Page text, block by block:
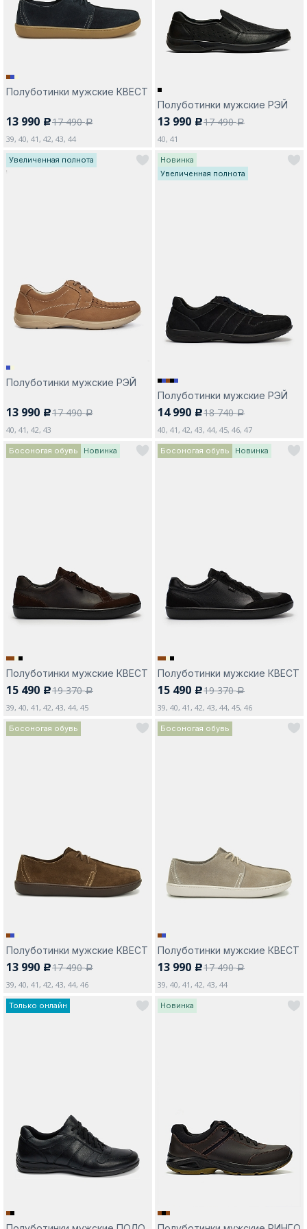
Полуботинки мужские КВЕСТ
13 990 c17 490a
39, 40, 41, 42, 43, 44
Полуботинки мужские РЭЙ
13 990 c17 490a
40, 41
Увеличенная полнота
Полуботинки мужские РЭЙ
13 990 c17 490a
40, 41, 42, 43
Новинка
Увеличенная полнота
Полуботинки мужские РЭЙ
14 990 c18 740a
40, 41, 42, 43, 44, 45, 46, 47
Босоногая обувь Новинка
Полуботинки мужские КВЕСТ
15 490 c19 370a
39, 40, 41, 42, 43, 44, 45
Босоногая обувь Новинка
Полуботинки мужские КВЕСТ
15 490 c19 370a
39, 40, 41, 42, 43, 44, 45, 46
Босоногая обувь
Полуботинки мужские КВЕСТ
13 990 c17 490a
39, 40, 41, 42, 43, 44, 46
Босоногая обувь
Полуботинки мужские КВЕСТ
13 990 c17 490a
39, 40, 41, 42, 43, 44
Только онлайн Новинка